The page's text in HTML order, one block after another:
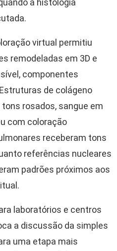
virtual permitiu
remodeladas em 3D e
componentes
de colágeno
rosados, sangue em
com coloração
receberam tons
referências nucleares
padrões próximos aos
laboratórios e centros
a discussão da simples
uma etapa mais